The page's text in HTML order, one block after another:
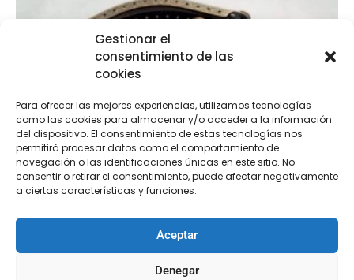
Gestionar el
consentimiento de las
cookies
Para ofrecer las mejores experiencias, utilizamos tecnologías
como las cookies para almacenar y/o acceder a la información
del dispositivo. El consentimiento de estas tecnologías nos
permitirá procesar datos como el comportamiento de
navegación o las identificaciones únicas en este sitio. No
consentir o retirar el consentimiento, puede afectar negativamente
a ciertas características y funciones.
Aceptar
Denegar